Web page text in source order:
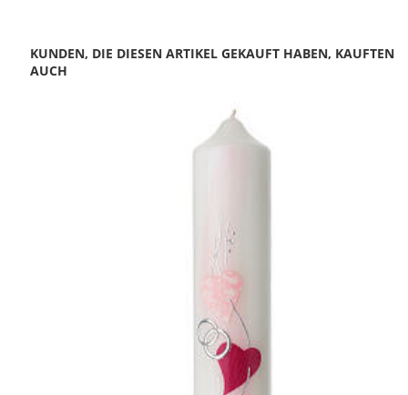
KUNDEN, DIE DIESEN ARTIKEL GEKAUFT HABEN, KAUFTEN
AUCH